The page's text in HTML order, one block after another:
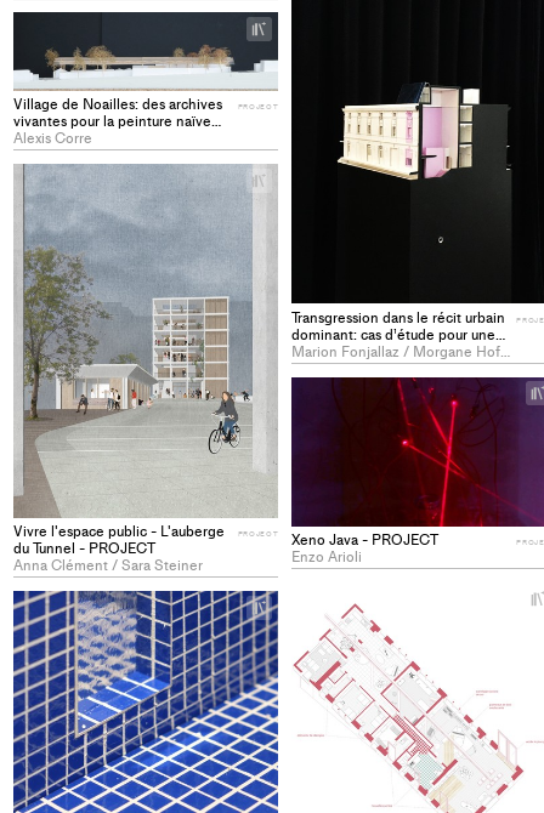
Transgression dans le récit urbain
dominant: cas d’étude pour une
possibilité de trouble au Quartier
du Flon - PROJECT
Marion Fonjallaz / Morgane Hofstetter
Village de Noailles: des archives
vivantes pour la peinture naïve
haïtienne - PROJECT
Alexis Corre
PROJECT
+
Add
project
to
Vivre l'espace public - L'auberge
du Tunnel - PROJECT
Anna Clément / Sara Steiner
PROJECT
+
Xeno Java - PROJECT
Enzo Arioli
+
+
+
Add
project
to
collections